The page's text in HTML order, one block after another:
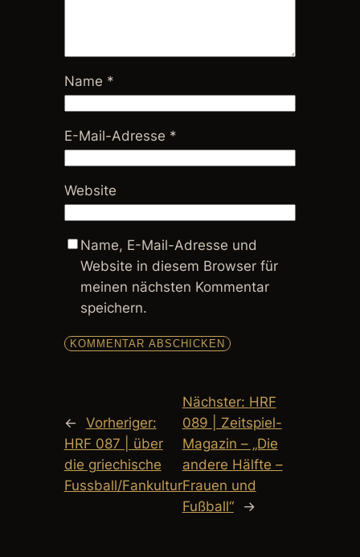
Name *
E-Mail-Adresse *
Website
Name, E-Mail-Adresse und
Website in diesem Browser für
meinen nächsten Kommentar
speichern.
←
Vorheriger:
HRF 087 | über
die griechische
Fussball/Fankultur
Nächster: HRF
089 | Zeitspiel-
Magazin – „Die
andere Hälfte –
Frauen und
Fußball“
→